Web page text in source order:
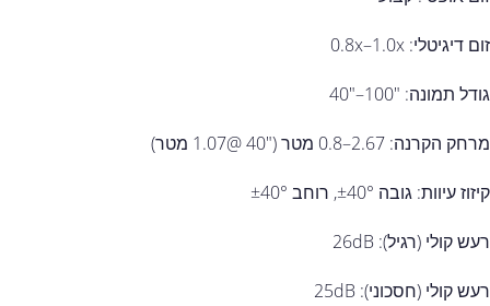
זום דיגיטלי: ‎0.8x–1.0x‎
גודל תמונה: ‎40"–100"‎
מרחק הקרנה: ‎0.8–2.67‎ מטר (‎40"‎ ‏@‏‎1.07‎ מטר)
קיזוז עיוות: גובה ‎±40°‎, רוחב ‎±40°‎
רעש קולי (רגיל): ‎26dB‎
רעש קולי (חסכוני): ‎25dB‎